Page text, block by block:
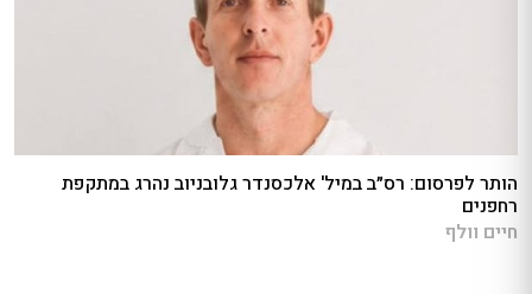
הותר לפרסום: רס״ב במיל' אלכסנדר גלובניוב נהרג במתקפת
רחפנים
חיים וולף